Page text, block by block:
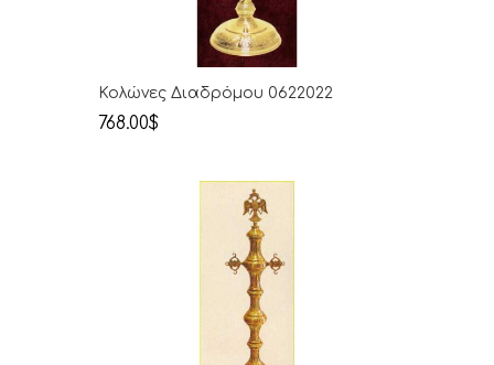
Κολώνες Διαδρόμου 0622022
768.00$